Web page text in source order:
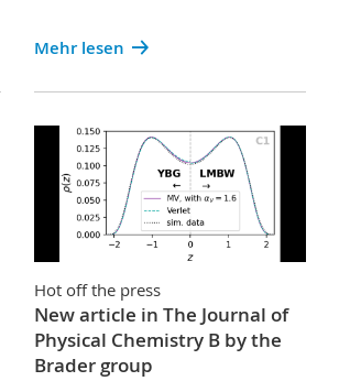
Mehr lesen
Hot off the press
New article in The Journal of
Physical Chemistry B by the
Brader group